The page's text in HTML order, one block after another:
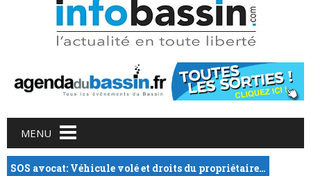
Main menu
content
MENU
SOS avocat: Véhicule volé et droits du propriétaire…